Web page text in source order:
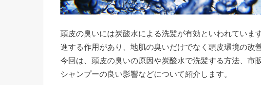
頭皮の臭いには炭酸水による洗髪が有効といわれていま
進する作用があり、地肌の臭いだけでなく頭皮環境の改
今回は、頭皮の臭いの原因や炭酸水で洗髪する方法、市
シャンプーの良い影響などについて紹介します。